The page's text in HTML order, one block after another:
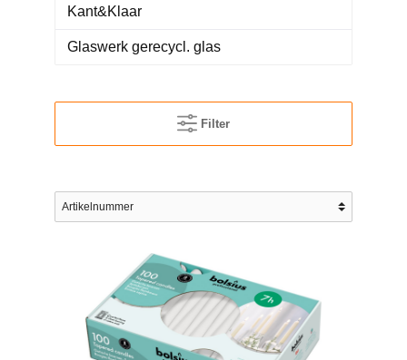
Kant&Klaar
Glaswerk gerecycl. glas
Filter